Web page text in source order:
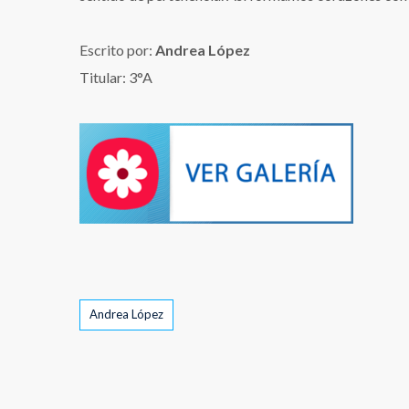
Escrito por: Andrea López
Titular: 3°A
Tags
Andrea López